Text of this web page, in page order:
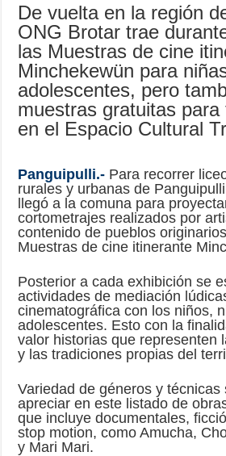
De vuelta en la región
ONG Brotar trae
las Muestras de cine
Minchekewün para
adolescentes, pero
muestras gratuitas para
en el Espacio Cultural
Panguipulli.- Para recorrer
rurales y urbanas de
llegó a la comuna para
cortometrajes realizados por
contenido de pueblos
Muestras de cine itinerante
Posterior a cada exhibición se
actividades de mediación
cinematográfica con los niños,
adolescentes. Esto con la
valor historias que representen
y las tradiciones propias del
Variedad de géneros y técnicas
apreciar en este listado de
que incluye documentales,
stop motion, como Amucha,
y Mari Mari.